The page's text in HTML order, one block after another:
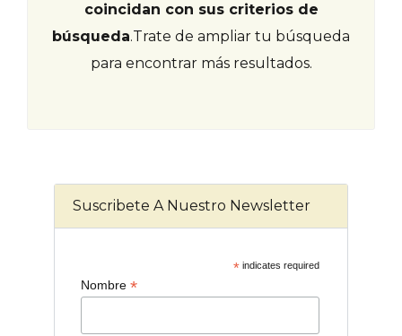
coincidan con sus criterios de
búsqueda.Trate de ampliar tu búsqueda
para encontrar más resultados.
Suscribete A Nuestro Newsletter
*indicates required
Nombre *